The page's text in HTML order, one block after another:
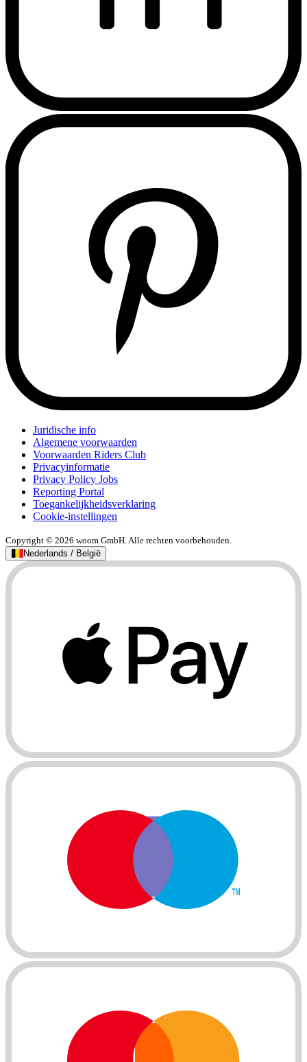
Juridische info
Algemene voorwaarden
Voorwaarden Riders Club
Privacyinformatie
Privacy Policy Jobs
Reporting Portal
Toegankelijkheidsverklaring
Cookie-instellingen
Copyright © 2026 woom GmbH. Alle rechten voorbehouden.
Nederlands / België